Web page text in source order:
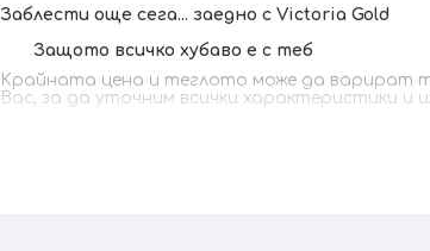
Заблести още сега... заедно с Victoria Gold
Защото всичко хубаво е с теб
Kрайната цена и теглото може да варират
Вас, за да уточним всички характеристики и